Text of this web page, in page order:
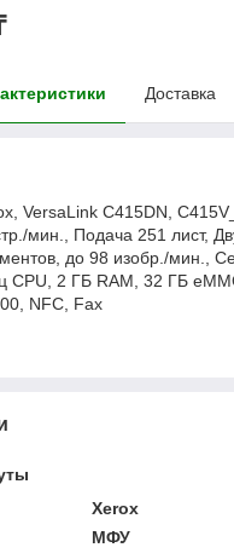
Доставка
VersaLink C415DN,
мин., Подача 251 лист,
до 98 изобр./мин.,
CPU, 2 ГБ RAM, 32 ГБ
NFC, Fax
Xerox
МФУ